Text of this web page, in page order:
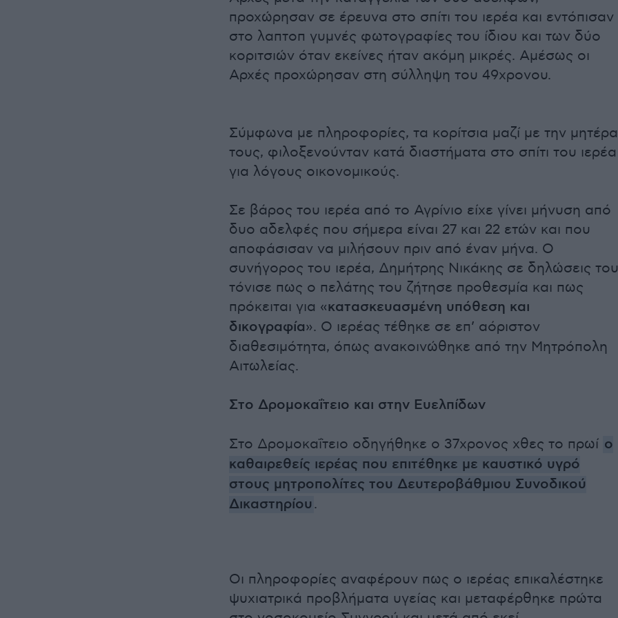
προχώρησαν σε έρευνα στο σπίτι του ιερέα και εντόπισαν
στο λαπτοπ γυμνές φωτογραφίες του ίδιου και των δύο
κοριτσιών όταν εκείνες ήταν ακόμη μικρές. Αμέσως οι
Αρχές προχώρησαν στη σύλληψη του 49χρονου.
Σύμφωνα με πληροφορίες, τα κορίτσια μαζί με την μητέρα
τους, φιλοξενούνταν κατά διαστήματα στο σπίτι του ιερέα
για λόγους οικονομικούς.
Σε βάρος του ιερέα από το Αγρίνιο είχε γίνει μήνυση από
δυο αδελφές που σήμερα είναι 27 και 22 ετών και που
αποφάσισαν να μιλήσουν πριν από έναν μήνα. Ο
συνήγορος του ιερέα, Δημήτρης Νικάκης σε δηλώσεις του
τόνισε πως ο πελάτης του ζήτησε προθεσμία και πως
πρόκειται για «κατασκευασμένη υπόθεση και
δικογραφία». Ο ιερέας τέθηκε σε επ’ αόριστον
διαθεσιμότητα, όπως ανακοινώθηκε από την Μητρόπολη
Αιτωλείας.
Στο Δρομοκαΐτειο και στην Ευελπίδων
Στο Δρομοκαΐτειο οδηγήθηκε ο 37χρονος χθες το πρωί ο
καθαιρεθείς ιερέας που επιτέθηκε με καυστικό υγρό
στους μητροπολίτες του Δευτεροβάθμιου Συνοδικού
Δικαστηρίου.
Οι πληροφορίες αναφέρουν πως ο ιερέας επικαλέστηκε
ψυχιατρικά προβλήματα υγείας και μεταφέρθηκε πρώτα